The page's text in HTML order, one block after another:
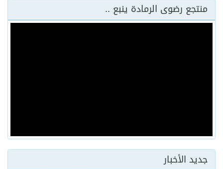
منتجع رضوى الرمادة ينبع ..
جديد الأخبار